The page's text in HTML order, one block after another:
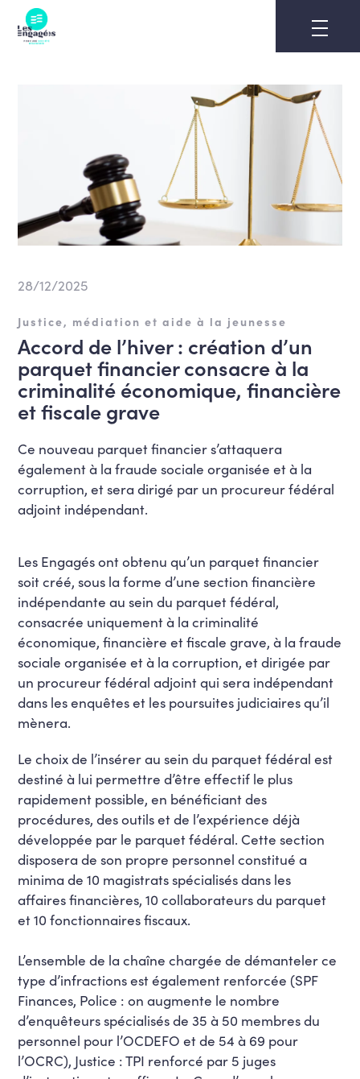
content
28/12/2025
Justice, médiation et aide à la jeunesse
Accord de l’hiver : création d’un
parquet financier consacre à la
criminalité économique, financière
et fiscale grave
Ce nouveau parquet financier s’attaquera
également à la fraude sociale organisée et à la
corruption, et sera dirigé par un procureur fédéral
adjoint indépendant.
Les Engagés ont obtenu qu’un parquet financier
soit créé, sous la forme d’une section financière
indépendante au sein du parquet fédéral,
consacrée uniquement à la criminalité
économique, financière et fiscale grave, à la fraude
sociale organisée et à la corruption, et dirigée par
un procureur fédéral adjoint qui sera indépendant
dans les enquêtes et les poursuites judiciaires qu’il
mènera.
Le choix de l’insérer au sein du parquet fédéral est
destiné à lui permettre d’être effectif le plus
rapidement possible, en bénéficiant des
procédures, des outils et de l’expérience déjà
développée par le parquet fédéral. Cette section
disposera de son propre personnel constitué a
minima de 10 magistrats spécialisés dans les
affaires financières, 10 collaborateurs du parquet
et 10 fonctionnaires fiscaux.
L’ensemble de la chaîne chargée de démanteler ce
type d’infractions est également renforcée (SPF
Finances, Police : on augmente le nombre
d’enquêteurs spécialisés de 35 à 50 membres du
personnel pour l’OCDEFO et de 54 à 69 pour
l’OCRC), Justice : TPI renforcé par 5 juges